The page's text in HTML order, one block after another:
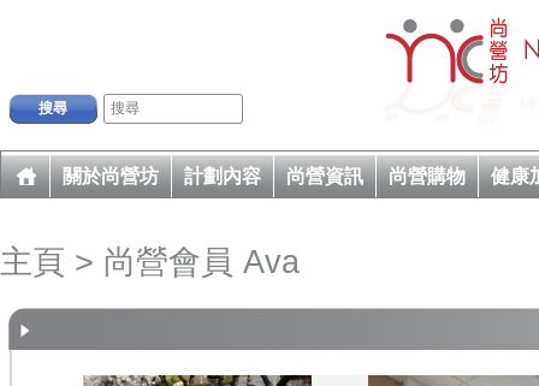
搜尋
關於尚營坊 計劃內容 尚營資訊 尚營購物 健康
主頁 > 尚營會員 Ava